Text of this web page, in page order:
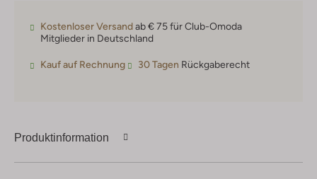
Kostenloser Versandab € 75 für Club-Omoda
Mitglieder in Deutschland
Kauf auf Rechnung 30 Tagen Rückgaberecht
Produktinformation